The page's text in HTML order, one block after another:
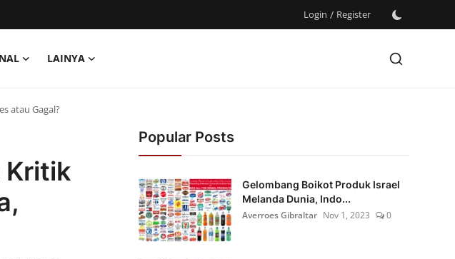
Login / Register
LAINYA
atau Gagal?
Kritik
Popular Posts
Gelombang Boikot Produk Israel
Melanda Dunia, Indo...
Averroes Gibraltar Nov 1, 2023 0